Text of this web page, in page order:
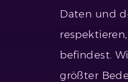
Daten und
befindest.
größter